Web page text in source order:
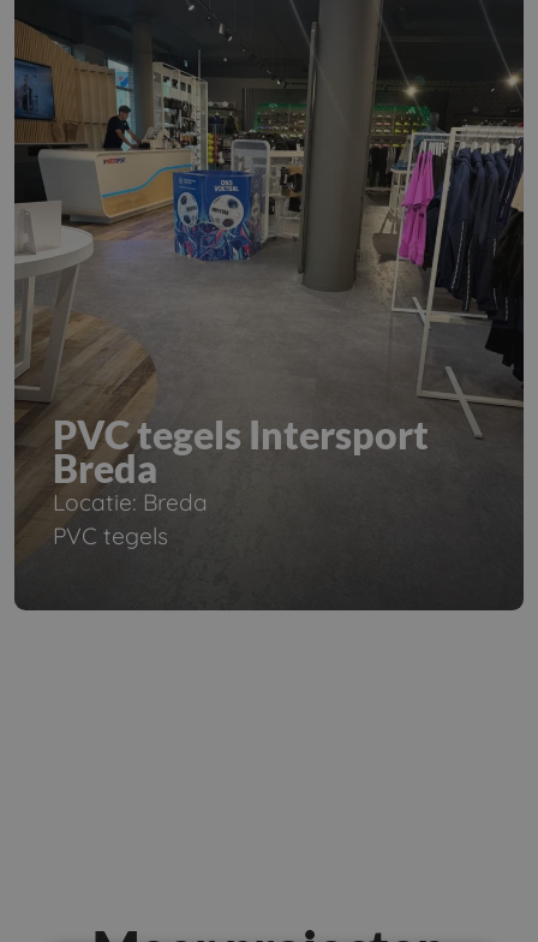
PVC tegels Intersport
Breda
Locatie: Breda
PVC tegels